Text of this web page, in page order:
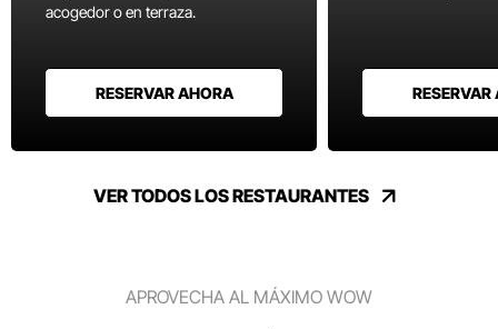
acogedor o en terraza.
RESERVAR AHORA RESERVAR
VER TODOS LOS RESTAURANTES
APROVECHA AL MÁXIMO WOW